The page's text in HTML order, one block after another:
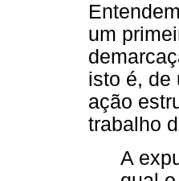
um
isto é, de
ação
trabalho
A